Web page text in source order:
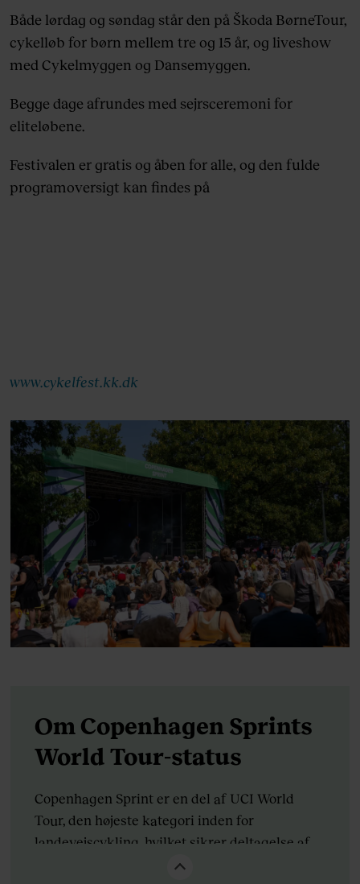
Både lørdag og søndag står den på Škoda BørneTour,
cykelløb for børn mellem tre og 15 år, og liveshow
med Cykelmyggen og Dansemyggen.
Begge dage afrundes med sejrsceremoni for
eliteløbene.
Festivalen er gratis og åben for alle, og den fulde
programoversigt kan findes på
www.cykelfest.kk.dk
Om Copenhagen Sprints
World Tour-status
Copenhagen Sprint er en del af UCI World
Tour, den højeste kategori inden for
landevejscykling, hvilket sikrer deltagelse af
verdens bedste cykelhold og -ryttere.